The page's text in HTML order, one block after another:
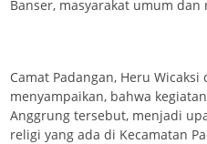
Banser, masyarakat umum
Camat Padangan, Heru
menyampaikan, bahwa
Anggrung tersebut, menjadi
religi yang ada di Kecamatan